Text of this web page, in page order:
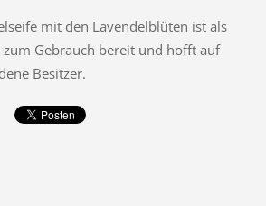
mit den Lavendelblüten ist als
zum Gebrauch bereit und hofft auf
Besitzer.